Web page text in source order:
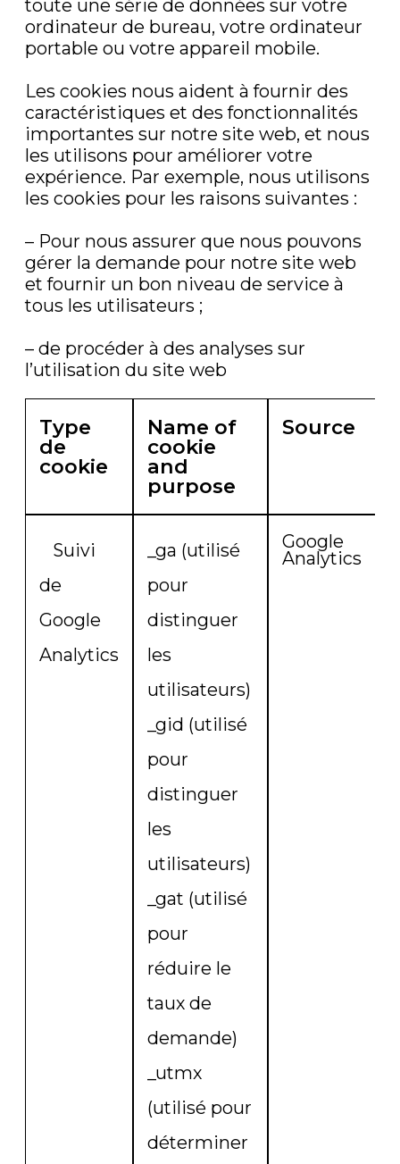
toute une série de données sur votre
ordinateur de bureau, votre ordinateur
portable ou votre appareil mobile.
Les cookies nous aident à fournir des
caractéristiques et des fonctionnalités
importantes sur notre site web, et nous
les utilisons pour améliorer votre
expérience. Par exemple, nous utilisons
les cookies pour les raisons suivantes :
– Pour nous assurer que nous pouvons
gérer la demande pour notre site web
et fournir un bon niveau de service à
tous les utilisateurs ;
– de procéder à des analyses sur
l’utilisation du site web
Type
de
cookie
Name of
cookie
and
purpose
Source
Suivi
de
Google
Analytics
_ga (utilisé
pour
distinguer
les
utilisateurs)
_gid (utilisé
pour
distinguer
les
utilisateurs)
_gat (utilisé
pour
réduire le
taux de
demande)
_utmx
(utilisé pour
déterminer
Google
Analytics